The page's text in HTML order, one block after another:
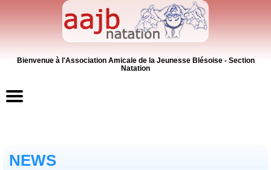
Bienvenue à l'Association Amicale de la Jeunesse Blésoise - Section
Natation
NEWS